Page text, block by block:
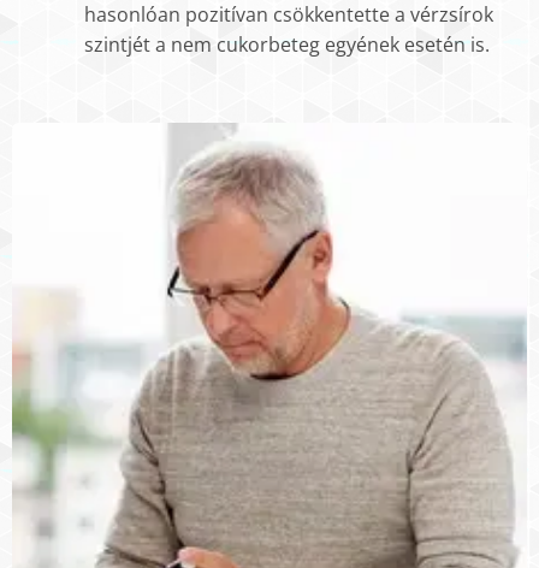
hasonlóan pozitívan csökkentette a vérzsírok
szintjét a nem cukorbeteg egyének esetén is.